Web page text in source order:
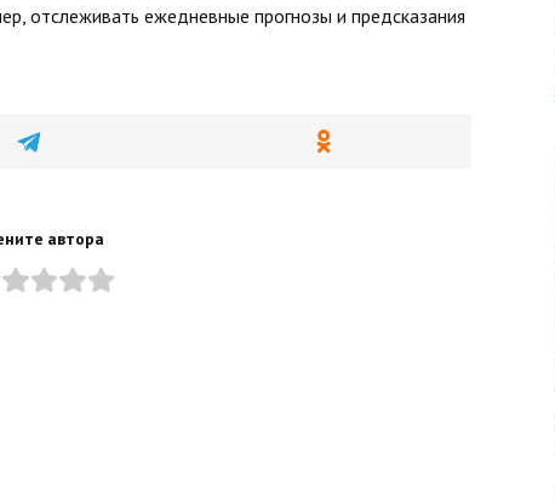
отслеживать ежедневные прогнозы и предсказания
автора